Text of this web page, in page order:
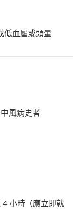
低血壓或頭暈
風病史者
4 小時（應立即就